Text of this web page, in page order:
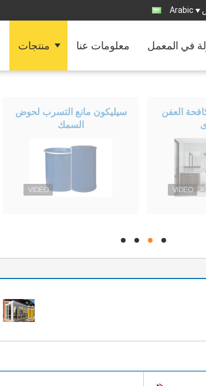
Arabic
منتجات معلومات عنا في المعمل
العفن
سيليكون مانع التسرب لحوض
السمك
hd
hd
hd
hd